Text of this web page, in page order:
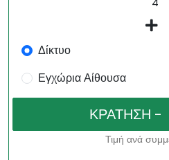
Δίκτυο
Εγχώρια Αίθουσα
Τιμή ανά